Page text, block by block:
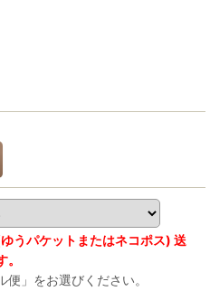
うパケットまたはネコポス) 送
」をお選びください。